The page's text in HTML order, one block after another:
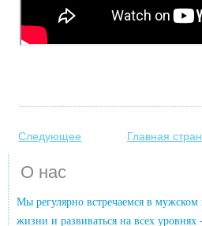
Следующее Главная
О нас
Мы регулярно встречаемся в мужском
жизни и развиваться на всех